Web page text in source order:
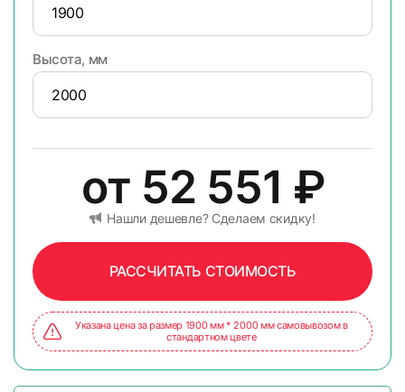
Высота, мм
от 52 551 ₽
Нашли дешевле? Сделаем скидку!
РАССЧИТАТЬ СТОИМОСТЬ
Указана цена за размер 1900 мм * 2000 мм самовывозом в
стандартном цвете